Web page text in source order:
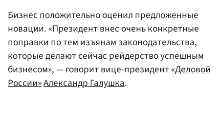
Бизнес положительно оценил предложенные
новации. «Президент внес очень конкретные
поправки по тем изъянам законодательства,
которые делают сейчас рейдерство успешным
бизнесом», — говорит вице-президент«Деловой
России»Александр Галушка.